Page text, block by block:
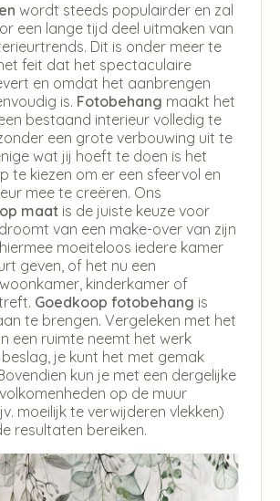
wordt steeds populairder en zal
een lange tijd deel uitmaken van
Dit is onder meer te
feit dat het spectaculaire
en omdat het aanbrengen
is. Fotobehang maakt het
bestaand interieur volledig te
een grote verbouwing uit te
wat jij hoeft te doen is het
te kiezen om er een sfeervol en
mee te creëren. Ons
maat is de juiste keuze voor
van een make-over van zijn
moeiteloos iedere kamer
geven, of het nu een
kinderkamer of
Goedkoop fotobehang is
te brengen. Vergeleken met het
een ruimte neemt het werk
je kunt het met gemak
kun je met een dergelijke
op de muur
moeilijk te verwijderen vlekken)
resultaten bereiken.